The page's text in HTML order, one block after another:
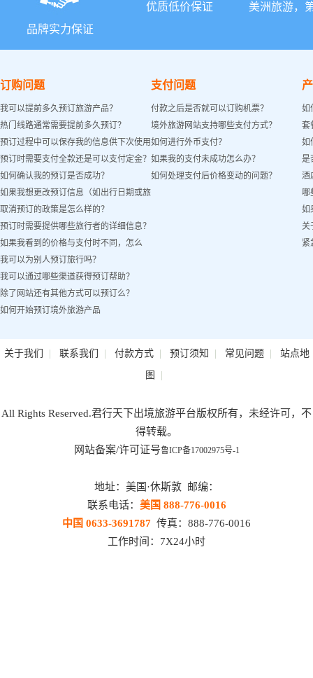
品牌实力保证
优质低价保证 美洲旅游，
订购问题
我可以提前多久预订旅游产品？
热门线路通常需要提前多久预订？
预订过程中可以保存我的信息供下次使用
吗？
预订时需要支付全款还是可以支付定金？
如何确认我的预订是否成功？
如果我想更改预订信息（如出行日期或旅
客姓名）怎么办？
取消预订的政策是怎么样的？
预订时需要提供哪些旅行者的详细信息？
如果我看到的价格与支付时不同，怎么
办？
我可以为别人预订旅行吗？
我可以通过哪些渠道获得预订帮助？
除了网站还有其他方式可以预订么？
如何开始预订境外旅游产品
支付问题
付款之后是否就可以订购机票？
境外旅游网站支持哪些支付方式？
如何进行外币支付？
如果我的支付未成功怎么办？
如何处理支付后价格变动的问题？
如
套
如
是
酒
哪
如
关
紧
关于我们 | 联系我们 | 付款方式| 预订须知 | 常见问题| 站点地
图 |
All Rights Reserved.君行天下出境旅游平台版权所有，未经许可，不
得转载。
网站备案/许可证号鲁ICP备17002975号-1
地址：美国·休斯敦 邮编：
联系电话： 美国 888-776-0016
中国 0633-3691787 传真：888-776-0016
工作时间：7X24小时